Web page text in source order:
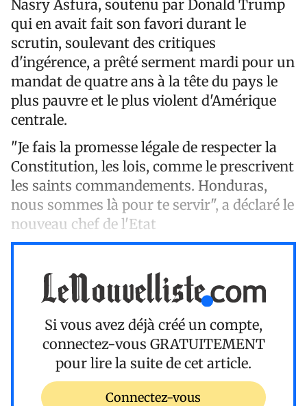
Nasry Asfura, soutenu par Donald Trump
qui en avait fait son favori durant le
scrutin, soulevant des critiques
d'ingérence, a prêté serment mardi pour un
mandat de quatre ans à la tête du pays le
plus pauvre et le plus violent d'Amérique
centrale.
"Je fais la promesse légale de respecter la
Constitution, les lois, comme le prescrivent
les saints commandements. Honduras,
nous sommes là pour te servir", a déclaré le
nouveau chef de l'Etat
Si vous avez déjà créé un compte,
connectez-vous GRATUITEMENT
pour lire la suite de cet article.
Connectez-vous